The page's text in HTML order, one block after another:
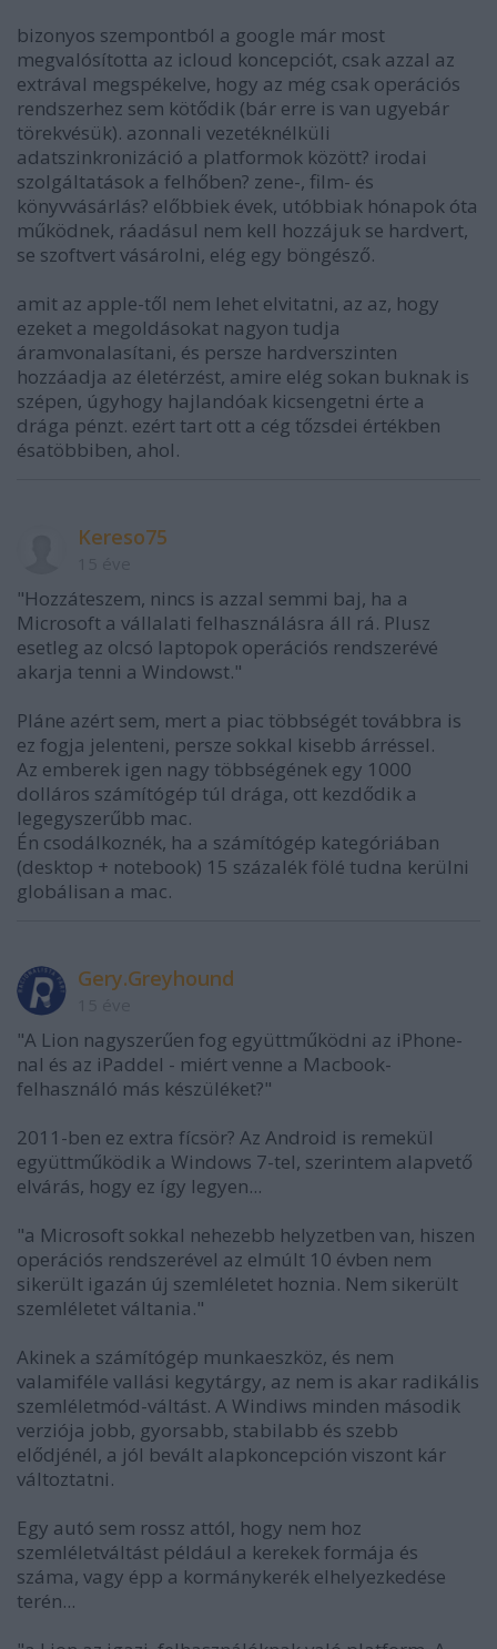
bizonyos szempontból a google már most
megvalósította az icloud koncepciót, csak azzal az
extrával megspékelve, hogy az még csak operációs
rendszerhez sem kötődik (bár erre is van ugyebár
törekvésük). azonnali vezetéknélküli
adatszinkronizáció a platformok között? irodai
szolgáltatások a felhőben? zene-, film- és
könyvvásárlás? előbbiek évek, utóbbiak hónapok óta
működnek, ráadásul nem kell hozzájuk se hardvert,
se szoftvert vásárolni, elég egy böngésző.
amit az apple-től nem lehet elvitatni, az az, hogy
ezeket a megoldásokat nagyon tudja
áramvonalasítani, és persze hardverszinten
hozzáadja az életérzést, amire elég sokan buknak is
szépen, úgyhogy hajlandóak kicsengetni érte a
drága pénzt. ezért tart ott a cég tőzsdei értékben
ésatöbbiben, ahol.
Kereso75
"Hozzáteszem, nincs is azzal semmi baj, ha a
Microsoft a vállalati felhasználásra áll rá. Plusz
esetleg az olcsó laptopok operációs rendszerévé
akarja tenni a Windowst."
Pláne azért sem, mert a piac többségét továbbra is
ez fogja jelenteni, persze sokkal kisebb árréssel.
Az emberek igen nagy többségének egy 1000
dolláros számítógép túl drága, ott kezdődik a
legegyszerűbb mac.
Én csodálkoznék, ha a számítógép kategóriában
(desktop + notebook) 15 százalék fölé tudna kerülni
globálisan a mac.
Gery.Greyhound
"A Lion nagyszerűen fog együttműködni az iPhone-
nal és az iPaddel - miért venne a Macbook-
felhasználó más készüléket?"
2011-ben ez extra fícsör? Az Android is remekül
együttműködik a Windows 7-tel, szerintem alapvető
elvárás, hogy ez így legyen...
"a Microsoft sokkal nehezebb helyzetben van, hiszen
operációs rendszerével az elmúlt 10 évben nem
sikerült igazán új szemléletet hoznia. Nem sikerült
szemléletet váltania."
Akinek a számítógép munkaeszköz, és nem
valamiféle vallási kegytárgy, az nem is akar radikális
szemléletmód-váltást. A Windiws minden második
verziója jobb, gyorsabb, stabilabb és szebb
elődjénél, a jól bevált alapkoncepción viszont kár
változtatni.
Egy autó sem rossz attól, hogy nem hoz
szemléletváltást például a kerekek formája és
száma, vagy épp a kormánykerék elhelyezkedése
terén...